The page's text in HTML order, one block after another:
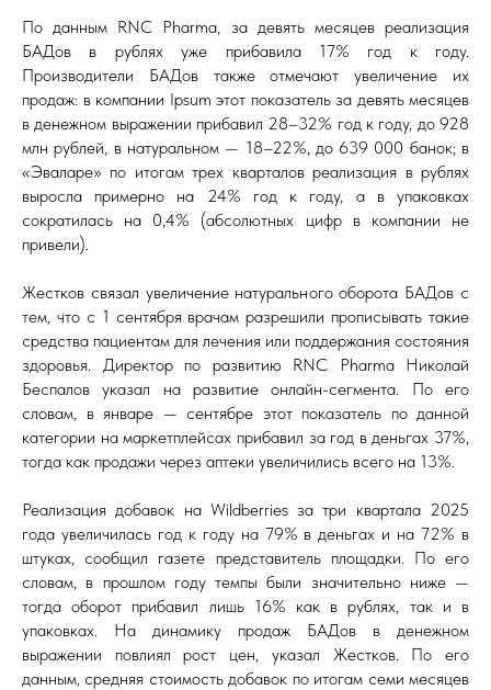
По данным RNC Pharma, за девять месяцев реализация
БАДов в рублях уже прибавила 17% год к году.
Производители БАДов также отмечают увеличение их
продаж: в компании Ipsum этот показатель за девять месяцев
в денежном выражении прибавил 28–32% год к году, до 928
млн рублей, в натуральном — 18–22%, до 639 000 банок; в
«Эваларе» по итогам трех кварталов реализация в рублях
выросла примерно на 24% год к году, а в упаковках
сократилась на 0,4% (абсолютных цифр в компании не
привели).
Жестков связал увеличение натурального оборота БАДов с
тем, что с 1 сентября врачам разрешили прописывать такие
средства пациентам для лечения или поддержания состояния
здоровья. Директор по развитию RNC Pharma Николай
Беспалов указал на развитие онлайн-сегмента. По его
словам, в январе — сентябре этот показатель по данной
категории на маркетплейсах прибавил за год в деньгах 37%,
тогда как продажи через аптеки увеличились всего на 13%.
Реализация добавок на Wildberries за три квартала 2025
года увеличилась год к году на 79% в деньгах и на 72% в
штуках, сообщил газете представитель площадки. По его
словам, в прошлом году темпы были значительно ниже —
тогда оборот прибавил лишь 16% как в рублях, так и в
упаковках. На динамику продаж БАДов в денежном
выражении повлиял рост цен, указал Жестков. По его
данным, средняя стоимость добавок по итогам семи месяцев